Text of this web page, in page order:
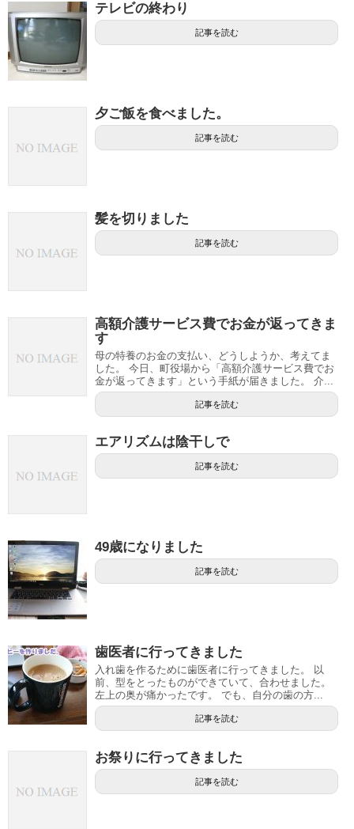
テレビの終わり
記事を読む
夕ご飯を食べました。
記事を読む
髪を切りました
記事を読む
高額介護サービス費でお金が返ってきま
す
母の特養のお金の支払い、どうしようか、考えてま
した。 今日、町役場から「高額介護サービス費でお
金が返ってきます」という手紙が届きました。 介...
記事を読む
エアリズムは陰干しで
記事を読む
49歳になりました
記事を読む
歯医者に行ってきました
入れ歯を作るために歯医者に行ってきました。 以
前、型をとったものができていて、合わせました。
左上の奥が痛かったです。 でも、自分の歯の方...
記事を読む
お祭りに行ってきました
記事を読む